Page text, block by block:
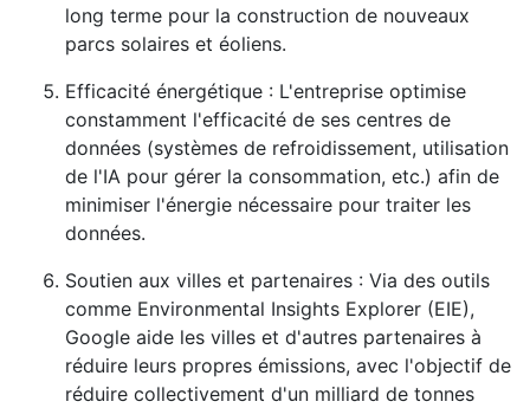
long terme pour la construction de nouveaux
parcs solaires et éoliens.
Efficacité énergétique : L'entreprise optimise
constamment l'efficacité de ses centres de
données (systèmes de refroidissement, utilisation
de l'IA pour gérer la consommation, etc.) afin de
minimiser l'énergie nécessaire pour traiter les
données.
Soutien aux villes et partenaires : Via des outils
comme Environmental Insights Explorer (EIE),
Google aide les villes et d'autres partenaires à
réduire leurs propres émissions, avec l'objectif de
réduire collectivement d'un milliard de tonnes